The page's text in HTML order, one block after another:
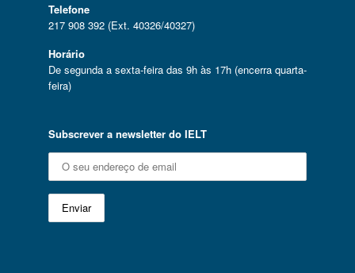
Telefone
217 908 392 (Ext. 40326/40327)
Horário
De segunda a sexta-feira das 9h às 17h (encerra quarta-
feira)
Subscrever a newsletter do IELT